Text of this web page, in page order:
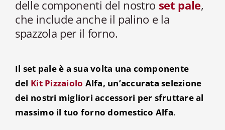
delle componenti del nostro set pale,
che include anche il palino e la
spazzola per il forno.
Il set pale è a sua volta una componente
del Kit Pizzaiolo Alfa, un’accurata selezione
dei nostri migliori accessori per sfruttare al
massimo il tuo forno domestico Alfa.